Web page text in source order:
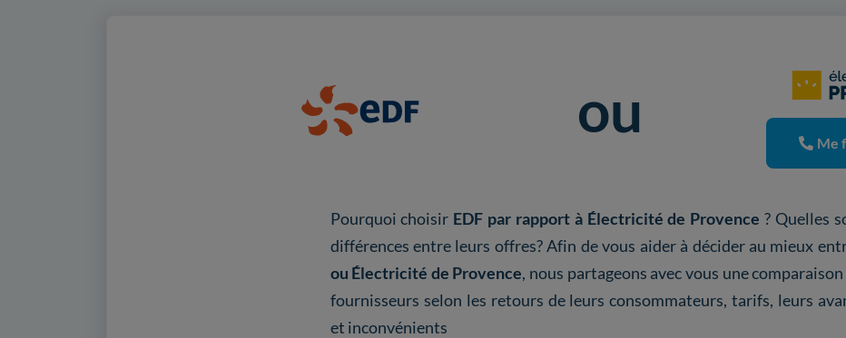
ou Me
Pourquoi choisir EDF par rapport à Électricité de Provence ? Quelles
différences entre leurs offres? Afin de vous aider à décider au mieux
ou Électricité de Provence, nous partageons avec vous une comparaison
fournisseurs selon les retours de leurs consommateurs, tarifs, leurs
et inconvénients